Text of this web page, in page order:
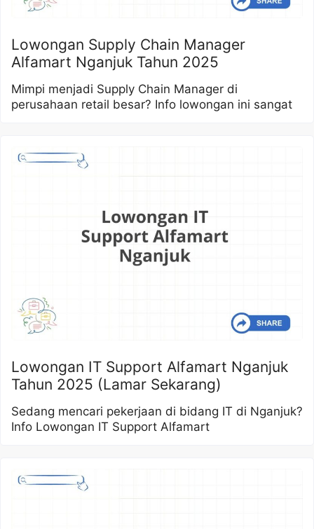
Lowongan Supply Chain Manager
Alfamart Nganjuk Tahun 2025
Mimpi menjadi Supply Chain Manager di
perusahaan retail besar? Info lowongan ini sangat
Lowongan IT Support Alfamart Nganjuk
Tahun 2025 (Lamar Sekarang)
Sedang mencari pekerjaan di bidang IT di Nganjuk?
Info Lowongan IT Support Alfamart